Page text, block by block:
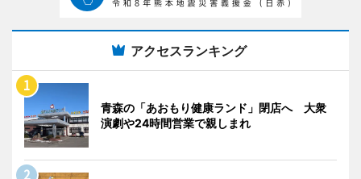
アクセスランキング
青森の「あおもり健康ランド」閉店へ 大衆
演劇や24時間営業で親しまれ